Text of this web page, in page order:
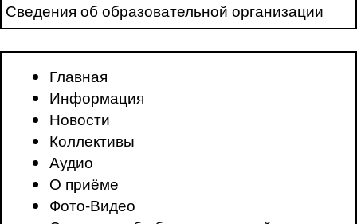
Сведения об образовательной организации
Главная
Информация
Новости
Коллективы
Аудио
О приёме
Фото-Видео